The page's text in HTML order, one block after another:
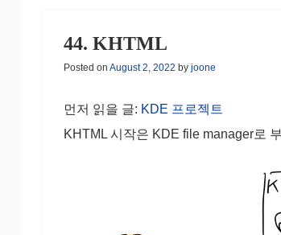
44. KHTML
Posted on August 2, 2022 by joone
먼저 읽을 글: KDE 프로젝트
KHTML 시작은 KDE file manager로